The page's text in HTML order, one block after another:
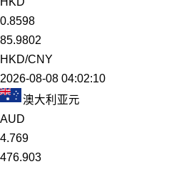
0.8598
85.9802
HKD/CNY
2026-08-08 04:02:10
澳大利亚元
AUD
4.769
476.903